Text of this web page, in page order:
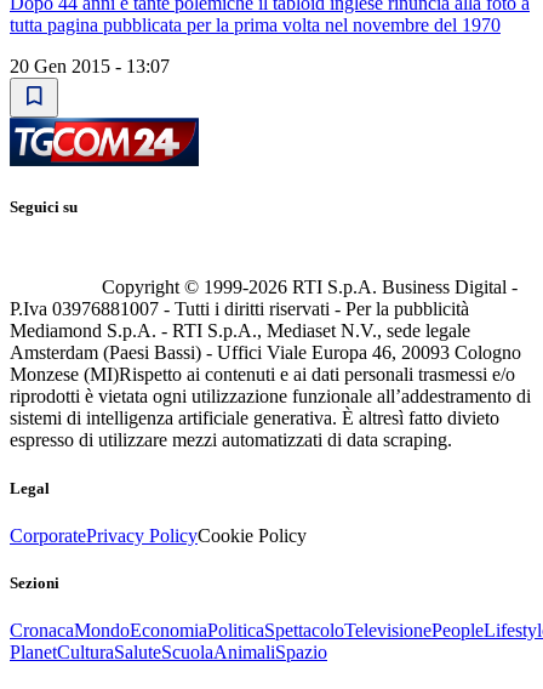
tutta pagina pubblicata per la prima volta nel novembre del 1970
20 Gen 2015 - 13:07
Seguici su
Copyright © 1999-2026 RTI S.p.A. Business Digital -
P.Iva 03976881007 - Tutti i diritti riservati - Per la pubblicità
Mediamond S.p.A. - RTI S.p.A., Mediaset N.V., sede legale
Amsterdam (Paesi Bassi) - Uffici Viale Europa 46, 20093 Cologno
Monzese (MI)Rispetto ai contenuti e ai dati personali trasmessi e/o
riprodotti è vietata ogni utilizzazione funzionale all’addestramento di
sistemi di intelligenza artificiale generativa. È altresì fatto divieto
espresso di utilizzare mezzi automatizzati di data scraping.
Legal
CorporatePrivacy PolicyCookie Policy
Sezioni
CronacaMondoEconomiaPoliticaSpettacoloTelevisionePeople
PlanetCulturaSaluteScuolaAnimaliSpazio